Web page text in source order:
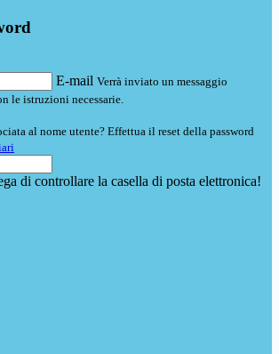
E-mail Verrà inviato un messaggio
le istruzioni necessarie.
al nome utente? Effettua il reset della password
di controllare la casella di posta elettronica!